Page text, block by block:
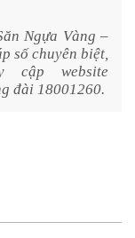
Ngựa Vàng –
số chuyên biệt,
website
đài 18001260.